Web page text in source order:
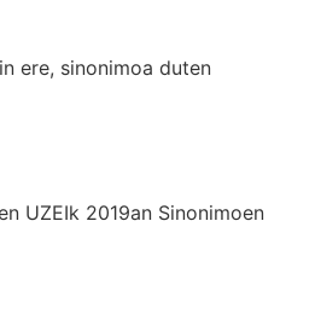
ere, sinonimoa duten
UZEIk 2019an Sinonimoen